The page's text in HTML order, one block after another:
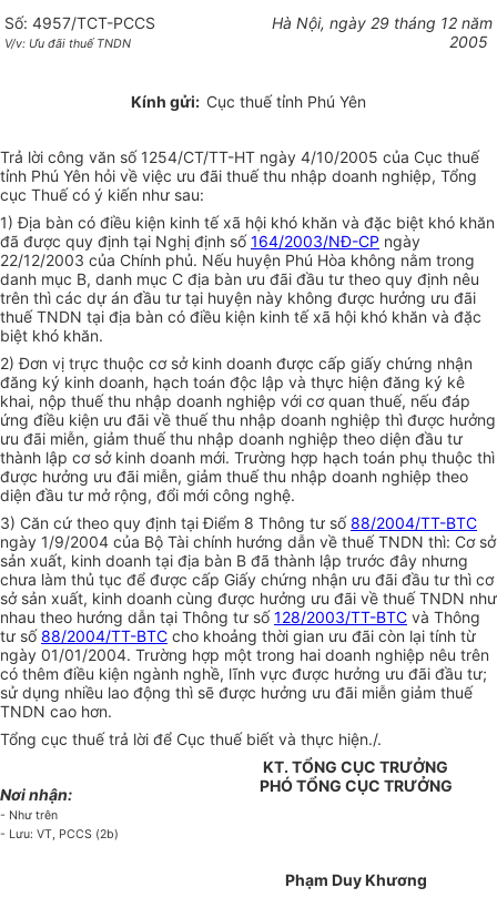
Số: 4957/TCT-PCCS
V/v: Ưu đãi thuế TNDN
Hà Nội, ngày 29 tháng 12 năm
2005
Kính gửi: Cục thuế tỉnh Phú Yên
Trả lời công văn số 1254/CT/TT-HT ngày 4/10/2005 của Cục thuế
tỉnh Phú Yên hỏi về việc ưu đãi thuế thu nhập doanh nghiệp, Tổng
cục Thuế có ý kiến như sau:
1) Địa bàn có điều kiện kinh tế xã hội khó khăn và đặc biệt khó khăn
đã được quy định tại Nghị định số164/2003/NĐ-CP ngày
22/12/2003 của Chính phủ. Nếu huyện Phú Hòa không nằm trong
danh mục B, danh mục C địa bàn ưu đãi đầu tư theo quy định nêu
trên thì các dự án đầu tư tại huyện này không được hưởng ưu đãi
thuế TNDN tại địa bàn có điều kiện kinh tế xã hội khó khăn và đặc
biệt khó khăn.
2) Đơn vị trực thuộc cơ sở kinh doanh được cấp giấy chứng nhận
đăng ký kinh doanh, hạch toán độc lập và thực hiện đăng ký kê
khai, nộp thuế thu nhập doanh nghiệp với cơ quan thuế, nếu đáp
ứng điều kiện ưu đãi về thuế thu nhập doanh nghiệp thì được hưởng
ưu đãi miễn, giảm thuế thu nhập doanh nghiệp theo diện đầu tư
thành lập cơ sở kinh doanh mới. Trường hợp hạch toán phụ thuộc thì
được hưởng ưu đãi miễn, giảm thuế thu nhập doanh nghiệp theo
diện đầu tư mở rộng, đổi mới công nghệ.
3) Căn cứ theo quy định tại Điểm 8 Thông tư số88/2004/TT-BTC
ngày 1/9/2004 của Bộ Tài chính hướng dẫn về thuế TNDN thì: Cơ sở
sản xuất, kinh doanh tại địa bàn B đã thành lập trước đây nhưng
chưa làm thủ tục để được cấp Giấy chứng nhận ưu đãi đầu tư thì cơ
sở sản xuất, kinh doanh cùng được hưởng ưu đãi về thuế TNDN như
nhau theo hướng dẫn tại Thông tư số128/2003/TT-BTC và Thông
tư số88/2004/TT-BTC cho khoảng thời gian ưu đãi còn lại tính từ
ngày 01/01/2004. Trường hợp một trong hai doanh nghiệp nêu trên
có thêm điều kiện ngành nghề, lĩnh vực được hưởng ưu đãi đầu tư;
sử dụng nhiều lao động thì sẽ được hưởng ưu đãi miễn giảm thuế
TNDN cao hơn.
Tổng cục thuế trả lời để Cục thuế biết và thực hiện./.
Nơi nhận:
- Như trên
- Lưu: VT, PCCS (2b)
KT. TỔNG CỤC TRƯỞNG
PHÓ TỔNG CỤC TRƯỞNG
Phạm Duy Khương